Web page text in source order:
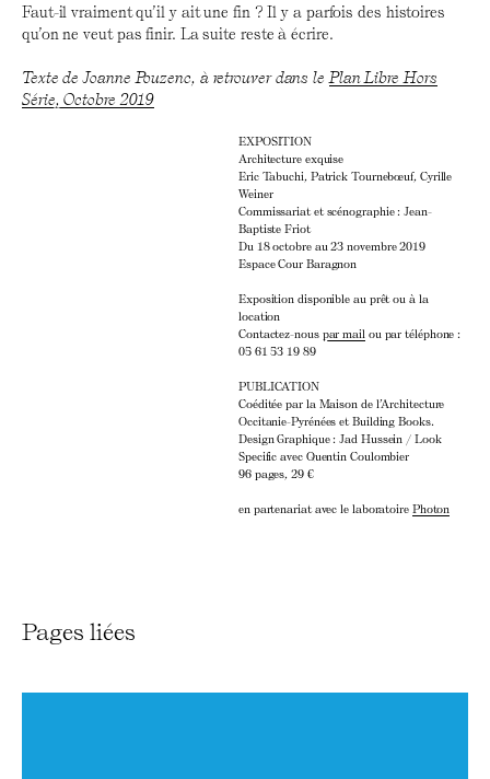
Faut-il vraiment qu’il y ait une fin ? Il y a parfois des histoires
qu’on ne veut pas finir. La suite reste à écrire.
Texte de Joanne Pouzenc, à retrouver dans lePlan Libre Hors
Série, Octobre 2019
EXPOSITION
Architecture exquise
Eric Tabuchi, Patrick Tournebœuf, Cyrille
Weiner
Commissariat et scénographie : Jean-
Baptiste Friot
Du 18 octobre au 23 novembre 2019
Espace Cour Baragnon
Exposition disponible au prêt ou à la
location
Contactez-nous par mailou par téléphone :
05 61 53 19 89
PUBLICATION
Coéditée par la Maison de l’Architecture
Occitanie-Pyrénées et Building Books.
Design Graphique : Jad Hussein / Look
Specific avec Quentin Coulombier
96 pages, 29 €
en partenariat avec le laboratoire Photon
Pages liées